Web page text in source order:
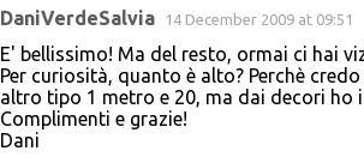
DaniVerdeSalvia 14 December 2009 at 09:51
E' bellissimo! Ma del resto, ormai ci hai
Per curiosità, quanto è alto? Perchè
altro tipo 1 metro e 20, ma dai decori ho
Complimenti e grazie!
Dani